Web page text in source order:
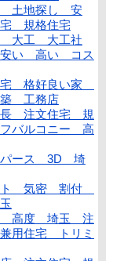
土地探し 安
規格住宅
大工 大工社
い 高い コス
格好良い家
工務店
注文住宅 規
バルコニー 高
ース 3D 埼
ト 気密 割付
高度 埼玉 注
用住宅 トリミ